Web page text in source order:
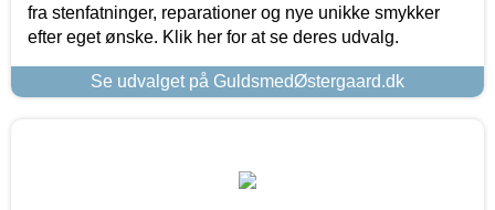
fra stenfatninger, reparationer og nye unikke smykker
efter eget ønske. Klik her for at se deres udvalg.
Se udvalget på GuldsmedØstergaard.dk